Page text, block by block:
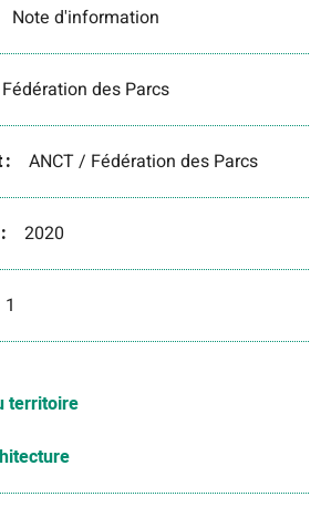
Note d'information
des Parcs
ANCT / Fédération des Parcs
2020
1
territoire